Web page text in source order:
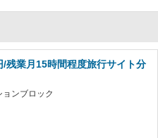
残業月15時間程度旅行サイト分
ンブロック